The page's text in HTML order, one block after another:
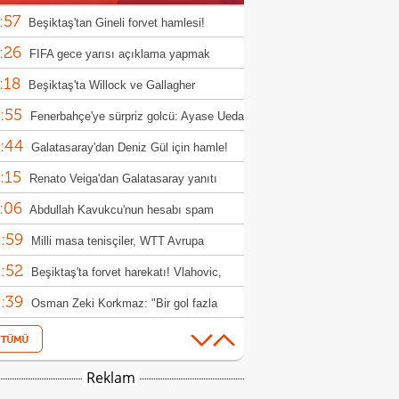
Beşiktaş'tan Gineli forvet hamlesi!
FIFA gece yarısı açıklama yapmak
kaldı!
Beşiktaş'ta Willock ve Gallagher
flaş gelişme
Fenerbahçe'ye sürpriz golcü: Ayase Ueda
Galatasaray'dan Deniz Gül için hamle!
Renato Veiga'dan Galatasaray yanıtı
Abdullah Kavukcu'nun hesabı spam
uğradı!
Milli masa tenisçiler, WTT Avrupa
ilk turda veda etti
Beşiktaş'ta forvet harekatı! Vlahovic,
ve David
Osman Zeki Korkmaz: "Bir gol fazla
Bülent Korkmaz: "Lige 3 puanla
iyiydi"
Real Madrid galibiyetle ayrıldı, Arda
Reklam